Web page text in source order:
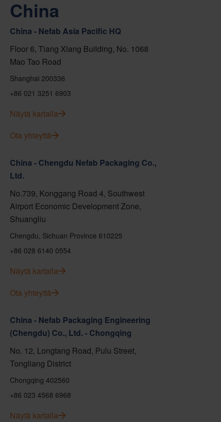
China
China - Nefab Asia Pacific HQ
Floor 6, Tiang Xlang Building, No. 1068
Mao Tao Road
Shanghai 200336
+86 021 3251 6903
Näytä kartalla
Ota yhteyttä
China - Chengdu Nefab Packaging Co.,
Ltd.
No.739, Konggang Road 4, Southwest
Airport Economic Development Zone,
Shuangliu
Chengdu, Sichuan Province 610225
+86 028 6140 0554
Näytä kartalla
Ota yhteyttä
China - Nefab Packaging Engineering
(Chengdu) Co., Ltd. - Chongqing
No. 12, Longtang Road, Pulu Street,
Tongliang District
Chongqing 402560
+86 023 4568 6968
Näytä kartalla